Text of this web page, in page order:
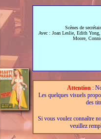
Scènes de
Avec : Joan Leslie, Edith
Moore,
Attention :
Les quelques visuels
des
Si vous voulez connaître
veuillez